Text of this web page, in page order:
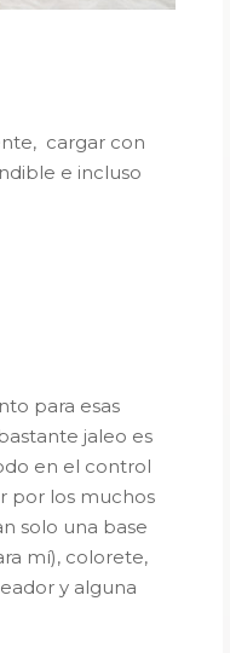
cargar con
e incluso
para esas
jaleo es
en el control
por los muchos
solo una base
mí), colorete,
y alguna